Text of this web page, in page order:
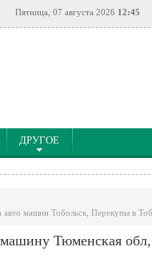
Пятница, 07 августа 2026 12:45
ДРУГОЕ
машин Тобольск, Перекупы в
Тюменская обл,